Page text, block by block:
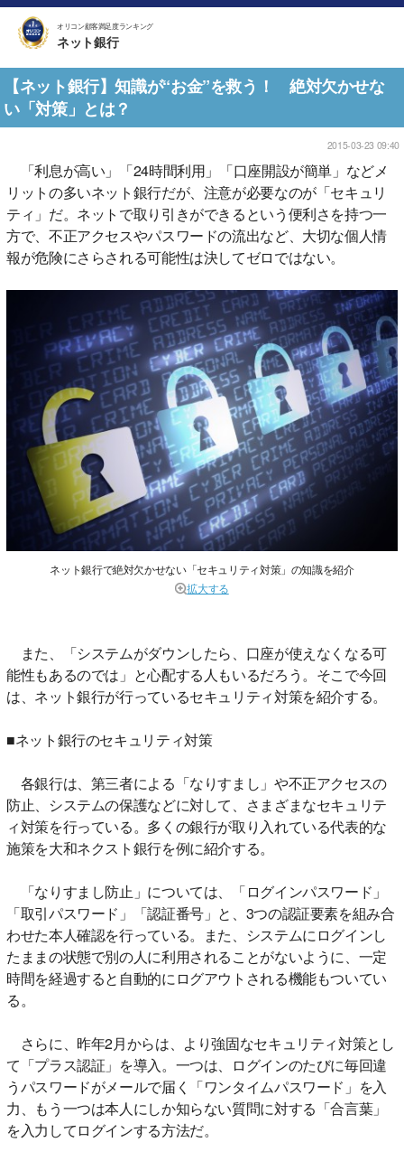
オリコン顧客満足度ランキング
ネット銀行
【ネット銀行】知識が“お金”を救う！ 絶対欠かせな
い「対策」とは？
2015-03-23 09:40
「利息が高い」「24時間利用」「口座開設が簡単」などメ
リットの多いネット銀行だが、注意が必要なのが「セキュリ
ティ」だ。ネットで取り引きができるという便利さを持つ一
方で、不正アクセスやパスワードの流出など、大切な個人情
報が危険にさらされる可能性は決してゼロではない。
ネット銀行で絶対欠かせない「セキュリティ対策」の知識を紹介
拡大する
また、「システムがダウンしたら、口座が使えなくなる可
能性もあるのでは」と心配する人もいるだろう。そこで今回
は、ネット銀行が行っているセキュリティ対策を紹介する。
■ネット銀行のセキュリティ対策
各銀行は、第三者による「なりすまし」や不正アクセスの
防止、システムの保護などに対して、さまざまなセキュリテ
ィ対策を行っている。多くの銀行が取り入れている代表的な
施策を大和ネクスト銀行を例に紹介する。
「なりすまし防止」については、「ログインパスワード」
「取引パスワード」「認証番号」と、3つの認証要素を組み合
わせた本人確認を行っている。また、システムにログインし
たままの状態で別の人に利用されることがないように、一定
時間を経過すると自動的にログアウトされる機能もついてい
る。
さらに、昨年2月からは、より強固なセキュリティ対策とし
て「プラス認証」を導入。一つは、ログインのたびに毎回違
うパスワードがメールで届く「ワンタイムパスワード」を入
力、もう一つは本人にしか知らない質問に対する「合言葉」
を入力してログインする方法だ。